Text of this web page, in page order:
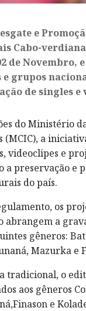
e
Cabo-
de Novembro,
grupos
de singles e
do Ministério
a
videoclipes e
a preservação e
do país.
os
a
gêneros:
Mazurka e
tradicional, o
aos gêneros
e